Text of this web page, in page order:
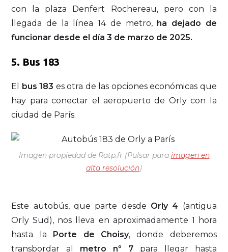
con la plaza Denfert Rochereau, pero con la
llegada de la línea 14 de metro, ha dejado de
funcionar desde el día 3 de marzo de 2025.
5. Bus 183
El bus 183 es otra de las opciones económicas que
hay para conectar el aeropuerto de Orly con la
ciudad de París.
Imagen propiedad de Ratp.fr (Pulsar para imagen en
alta resolución)
Este autobús, que parte desde Orly 4 (antigua
Orly Sud), nos lleva en aproximadamente 1 hora
hasta la Porte de Choisy, donde deberemos
transbordar al metro nº 7para llegar hasta